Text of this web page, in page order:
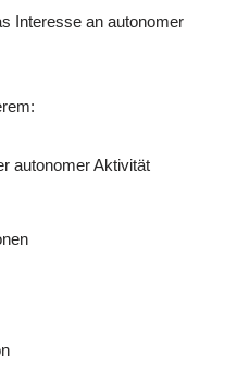
Interesse an autonomer
autonomer Aktivität